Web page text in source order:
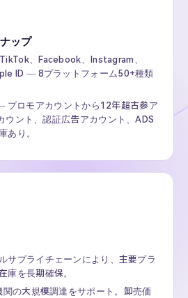
ップ
、Facebook、Instagram、
ID — 8プラットフォーム50+種類
プロモアカウントから12年超古参ア
ウント、認証広告アカウント、ADS
あり。
サプライチェーンにより、主要プラ
庫を長期確保。
の大規模調達をサポート。卸売価